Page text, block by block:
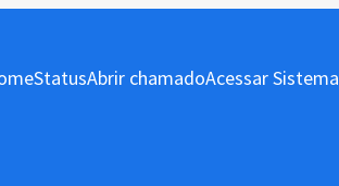
StatusAbrir chamadoAcessar Sistema